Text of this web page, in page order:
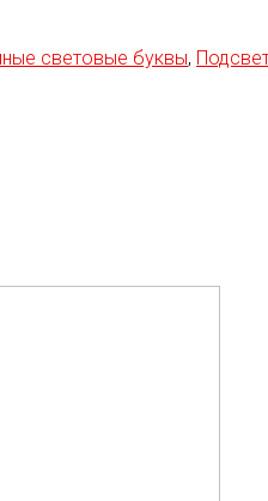
световые буквы,